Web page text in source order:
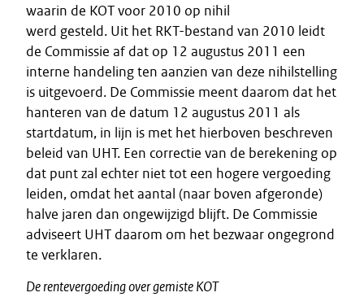
waarin de KOT voor 2010 op nihil
werd gesteld. Uit het RKT-bestand van 2010 leidt
de Commissie af dat op 12 augustus 2011 een
interne handeling ten aanzien van deze nihilstelling
is uitgevoerd. De Commissie meent daarom dat het
hanteren van de datum 12 augustus 2011 als
startdatum, in lijn is met het hierboven beschreven
beleid van UHT. Een correctie van de berekening op
dat punt zal echter niet tot een hogere vergoeding
leiden, omdat het aantal (naar boven afgeronde)
halve jaren dan ongewijzigd blijft. De Commissie
adviseert UHT daarom om het bezwaar ongegrond
te verklaren.
De rentevergoeding over gemiste KOT